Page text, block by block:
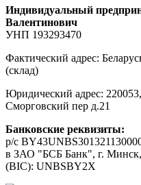
Индивидуальный
Валентинович
УНП 193293470
Фактический адрес:
(склад)
Юридический адрес:
Сморговский пер д.21
Банковские реквизиты:
р/с
в ЗАО "БСБ Банк", г. Минск,
(BIC): UNBSBY2X